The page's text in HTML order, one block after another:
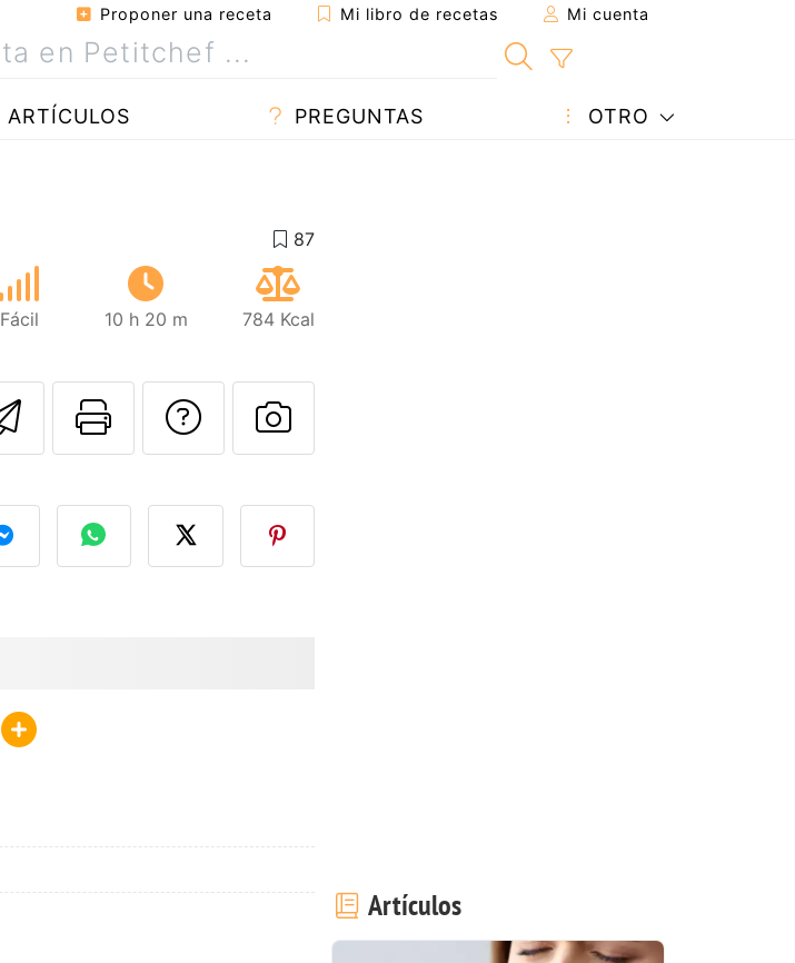
Proponer una receta Mi libro de recetas Mi cuenta
ARTÍCULOS PREGUNTAS OTRO
Fácil 10 h 20 m 784 Kcal
Enviar esta receta a un amigo
Imprimir esta página
Preguntar al autor
Publicar la foto de esta receta
Artículos